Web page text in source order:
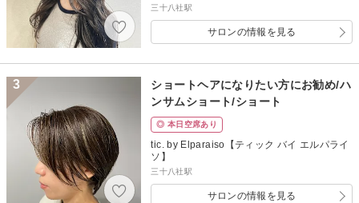
三十八社駅
サロンの情報を見る
3
ショートヘアになりたい方にお勧め/ハ
ンサムショート/ショート
◎ 本日空席あり
tic. by Elparaiso【ティック バイ エルパライ
ソ】
三十八社駅
サロンの情報を見る